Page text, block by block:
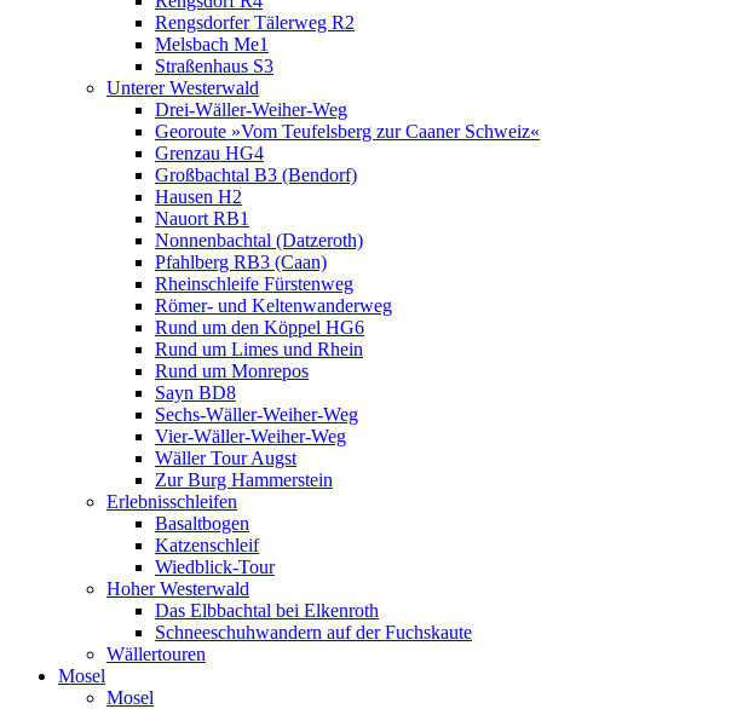
Rengsdorfer Tälerweg R2
Melsbach Me1
Straßenhaus S3
Unterer Westerwald
Drei-Wäller-Weiher-Weg
Georoute »Vom Teufelsberg zur Caaner Schweiz«
Grenzau HG4
Großbachtal B3 (Bendorf)
Hausen H2
Nauort RB1
Nonnenbachtal (Datzeroth)
Pfahlberg RB3 (Caan)
Rheinschleife Fürstenweg
Römer- und Keltenwanderweg
Rund um den Köppel HG6
Rund um Limes und Rhein
Rund um Monrepos
Sayn BD8
Sechs-Wäller-Weiher-Weg
Vier-Wäller-Weiher-Weg
Wäller Tour Augst
Zur Burg Hammerstein
Erlebnisschleifen
Basaltbogen
Katzenschleif
Wiedblick-Tour
Hoher Westerwald
Das Elbbachtal bei Elkenroth
Schneeschuhwandern auf der Fuchskaute
Wällertouren
Mosel
Mosel